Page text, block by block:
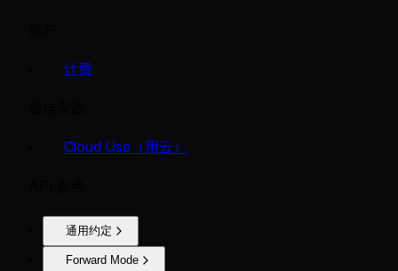
计费
Cloud Use（用云）
通用约定
Forward Mode